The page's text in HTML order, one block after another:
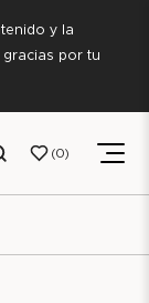
y la
por tu
0